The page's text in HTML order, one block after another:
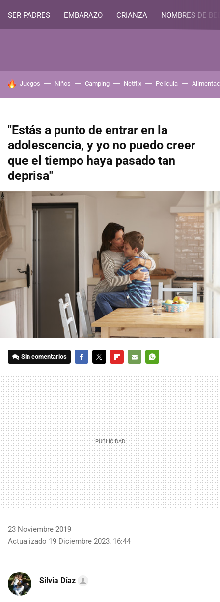
SER PADRES EMBARAZO CRIANZA NOMBRES DE
HOY SE HABLA DE
Juegos Niños Camping Netflix Película
"Estás a punto de entrar en la
adolescencia, y yo no puedo creer
que el tiempo haya pasado tan
deprisa"
Sin comentarios
MAIL
23 Noviembre 2019
Actualizado 19 Diciembre 2023, 16:44
Silvia Díaz